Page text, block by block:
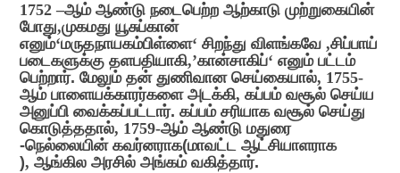
1752 –ஆம் ஆண்டு நடைபெற்ற ஆற்காடு முற்றுகையின்
போது,முகமது யூசுப்கான்
எனும்‘மருதநாயகம்பிள்ளை‘சிறந்து விளங்கவே,சிப்பாய்
படைகளுக்கு தளபதியாகி,’கான்சாகிப்‘எனும் பட்டம்
பெற்றார். மேலும் தன் துணிவான செய்கையால், 1755-
ஆம் பாளையக்காரர்களை அடக்கி,கப்பம் வசூல் செய்ய
அனுப்பி வைக்கப்பட்டார். கப்பம் சரியாக வசூல் செய்து
கொடுத்ததால், 1759-ஆம் ஆண்டு மதுரை
-நெல்லையின் கவர்னராக(மாவட்ட ஆட்சியாளராக
),ஆங்கில அரசில் அங்கம் வகித்தார்.